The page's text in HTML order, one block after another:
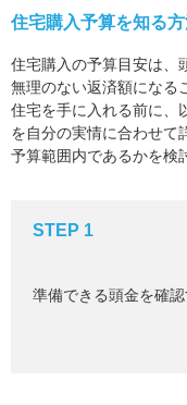
住宅購入予算を知る
住宅購入の予算目安は、
無理のない返済額になる
住宅を手に入れる前に、
を自分の実情に合わせて
予算範囲内であるかを検
STEP 1
準備できる頭金を確認